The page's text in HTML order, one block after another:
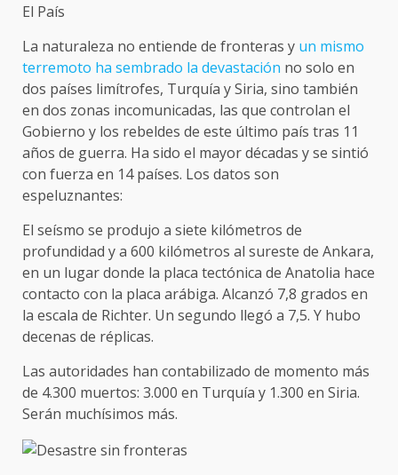
El País
La naturaleza no entiende de fronteras y un mismo
terremoto ha sembrado la devastación no solo en
dos países limítrofes, Turquía y Siria, sino también
en dos zonas incomunicadas, las que controlan el
Gobierno y los rebeldes de este último país tras 11
años de guerra. Ha sido el mayor décadas y se sintió
con fuerza en 14 países. Los datos son
espeluznantes:
El seísmo se produjo a siete kilómetros de
profundidad y a 600 kilómetros al sureste de Ankara,
en un lugar donde la placa tectónica de Anatolia hace
contacto con la placa arábiga. Alcanzó 7,8 grados en
la escala de Richter. Un segundo llegó a 7,5. Y hubo
decenas de réplicas.
Las autoridades han contabilizado de momento más
de 4.300 muertos: 3.000 en Turquía y 1.300 en Siria.
Serán muchísimos más.